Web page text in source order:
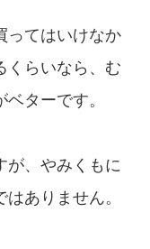
ってはいけなか
くらいなら、む
ターです。
が、やみくもに
ありません。